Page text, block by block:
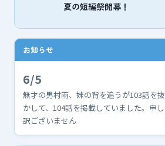
夏の短編祭開幕！
お知らせ
6/5
無才の男村雨、妹の背を追うが103話を抜
かして、104話を掲載していました。申し
訳ございません